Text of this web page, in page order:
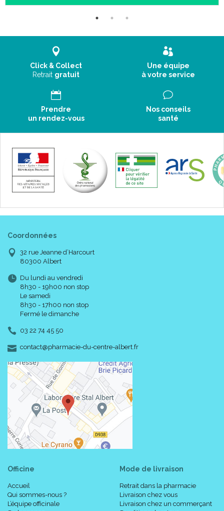
Click & Collect
Retrait gratuit
Une équipe
à votre service
Prendre
un rendez-vous
Nos conseils
santé
Coordonnées
32 rue Jeanne d’Harcourt
80300 Albert
Du lundi au vendredi
8h30 - 19h00 non stop
Le samedi
8h30 - 17h00 non stop
Fermé le dimanche
03 22 74 45 50
contact-
@-
pharmacie-du-centre-albert.fr
Officine
Accueil
Qui sommes-nous ?
L’équipe officinale
Mode de livraison
Retrait dans la pharmacie
Livraison chez vous
Livraison chez un commerçant